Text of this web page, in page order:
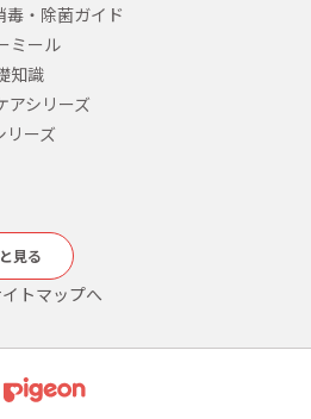
・除菌ガイド
ミール
知識
アシリーズ
リーズ
見る
トマップへ